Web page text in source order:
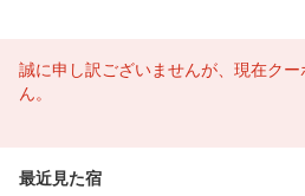
誠に申し訳ございませんが、現在ク
ん。
最近見た宿